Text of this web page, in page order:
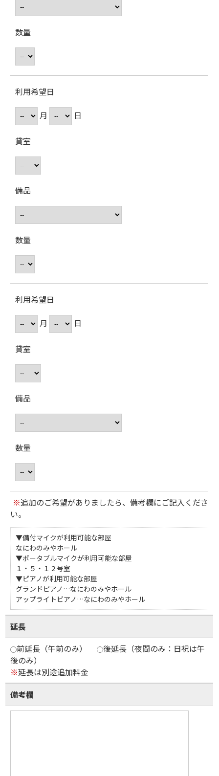
数量
利用希望日
月
日
貸室
備品
数量
利用希望日
月
日
貸室
備品
数量
※追加のご希望がありましたら、備考欄にご記入くださ
い。
▼備付マイクが利用可能な部屋
なにわのみやホール
▼ポータブルマイクが利用可能な部屋
１・５・１２号室
▼ピアノが利用可能な部屋
グランドピアノ…なにわのみやホール
アップライトピアノ…なにわのみやホール
延長
前延長（午前のみ）
後延長（夜間のみ：日祝は午
後のみ）
※延長は別途追加料金
備考欄